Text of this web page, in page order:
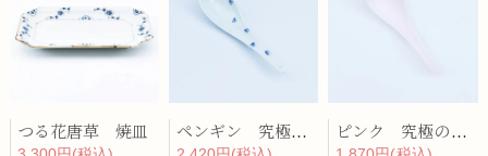
つる花唐草 焼皿
ペンギン 究極のレンゲ
ピンク 究極のレンゲ